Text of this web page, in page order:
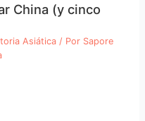
China (y cinco
Asiática/ Por Sapore